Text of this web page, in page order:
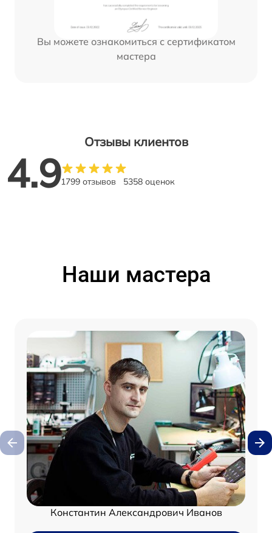
Вы можете ознакомиться с сертификатом
мастера
Отзывы клиентов
4.91799 отзывов 5358 оценок
Наши мастера
Константин Александрович Иванов